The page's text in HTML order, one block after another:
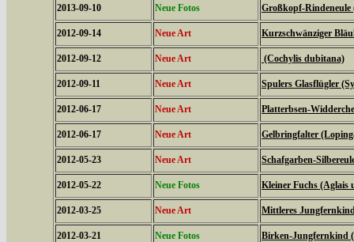
2013-09-10 Neue Fotos Großkopf-Rindeneule
2012-09-14 Neue Art Kurzschwänziger
2012-09-12 Neue Art (Cochylis dubitana)
2012-09-11 Neue Art Spulers Glasflügler
2012-06-17 Neue Art Platterbsen-
2012-06-17 Neue Art Gelbringfalter
2012-05-23 Neue Art Schafgarben-
2012-05-22 Neue Fotos Kleiner Fuchs (Aglais
2012-03-25 Neue Art Mittleres
2012-03-21 Neue Fotos Birken-Jungfernkind